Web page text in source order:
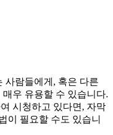
사람들에게, 혹은 다른
우 유용할 수 있습니다.
시청하고 있다면, 자막
이 필요할 수도 있습니